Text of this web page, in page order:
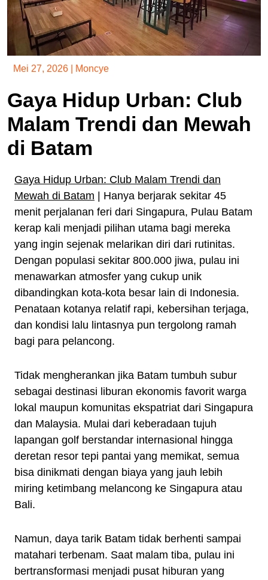
Mei 27, 2026 Moncye
Gaya Hidup Urban: Club
Malam Trendi dan Mewah
di Batam
Gaya Hidup Urban: Club Malam Trendi dan
Mewah di Batam | Hanya berjarak sekitar 45
menit perjalanan feri dari Singapura, Pulau Batam
kerap kali menjadi pilihan utama bagi mereka
yang ingin sejenak melarikan diri dari rutinitas.
Dengan populasi sekitar 800.000 jiwa, pulau ini
menawarkan atmosfer yang cukup unik
dibandingkan kota-kota besar lain di Indonesia.
Penataan kotanya relatif rapi, kebersihan terjaga,
dan kondisi lalu lintasnya pun tergolong ramah
bagi para pelancong.
Tidak mengherankan jika Batam tumbuh subur
sebagai destinasi liburan ekonomis favorit warga
lokal maupun komunitas ekspatriat dari Singapura
dan Malaysia. Mulai dari keberadaan tujuh
lapangan golf berstandar internasional hingga
deretan resor tepi pantai yang memikat, semua
bisa dinikmati dengan biaya yang jauh lebih
miring ketimbang melancong ke Singapura atau
Bali.
Namun, daya tarik Batam tidak berhenti sampai
matahari terbenam. Saat malam tiba, pulau ini
bertransformasi menjadi pusat hiburan yang